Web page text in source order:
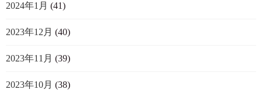
2024年1月 (41)
2023年12月 (40)
2023年11月 (39)
2023年10月 (38)